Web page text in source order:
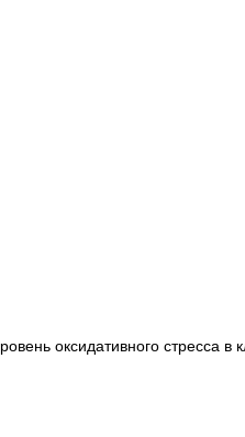
оксидативного стресса в